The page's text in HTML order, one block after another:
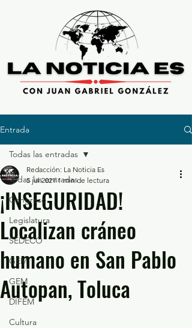
Entrada
Todas las entradas
Congreso
Legislatura
SEDECO
GEM
GEM
DIFEM
Cultura
Todas las entradas
¡INSEGURIDAD!
Localizan cráneo
humano en San Pablo
Autopan, Toluca
Redacción: La Noticia Es
5 jul 2021 1 min de lectura